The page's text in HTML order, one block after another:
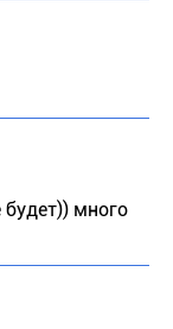
много